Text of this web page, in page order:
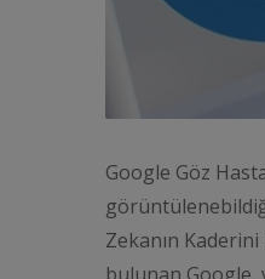
Google Göz
Zekanın